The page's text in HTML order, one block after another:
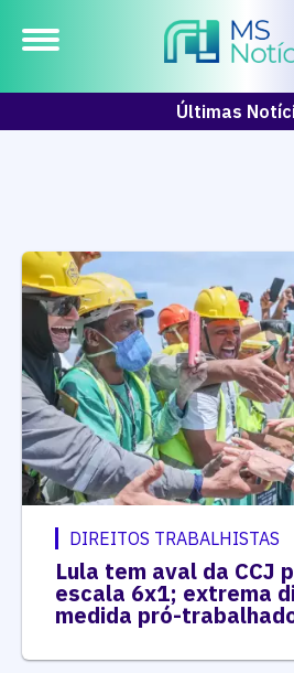
Últimas
DIREITOS TRABALHISTAS
Lula tem aval da CCJ
escala 6x1; extrema
medida pró-